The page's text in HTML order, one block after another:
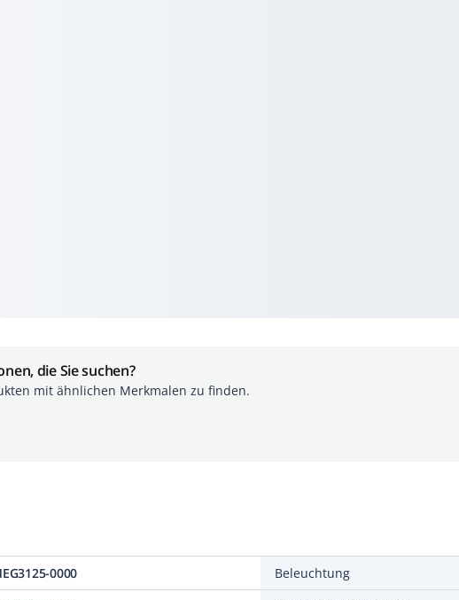
die Sie suchen?
mit ähnlichen Merkmalen zu finden.
0000
Beleuchtung